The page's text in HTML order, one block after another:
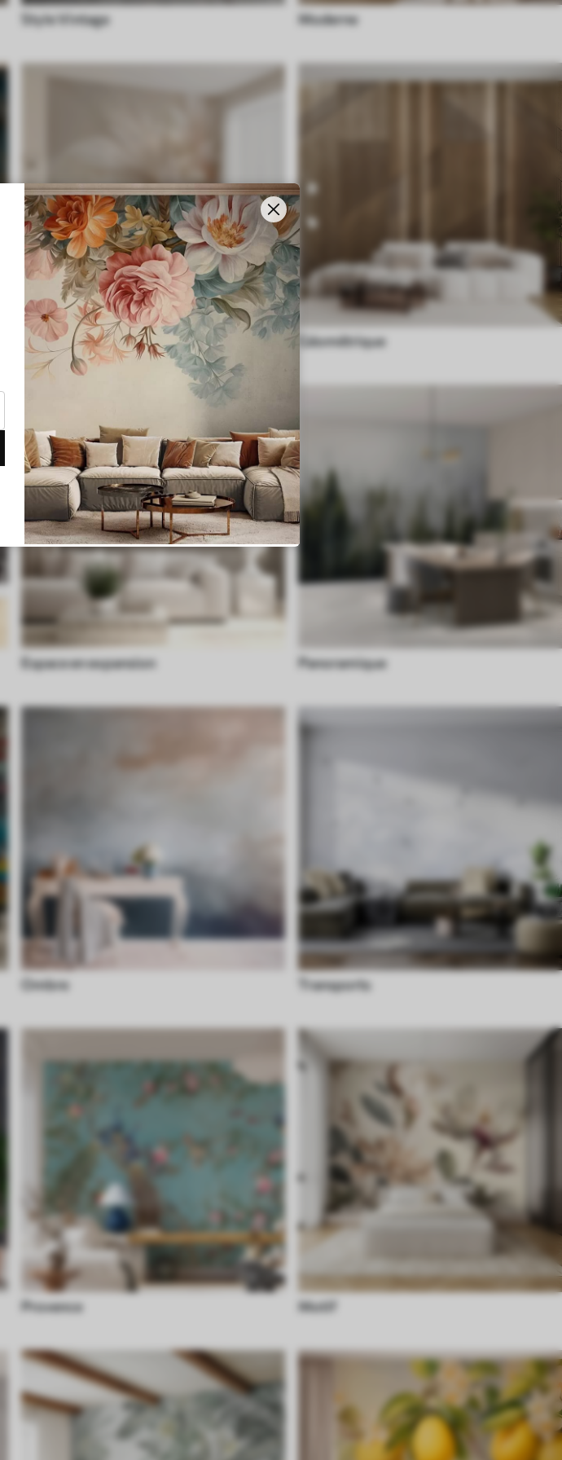
Style Vintage Moderne
Plume Géométrique
Espace en expansion Panoramique
Ombre Transports
Provence Motif